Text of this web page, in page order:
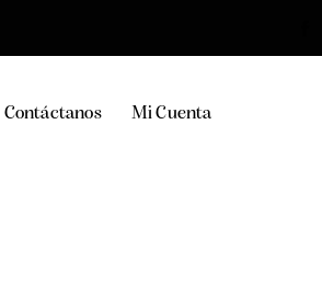
Contáctanos Mi Cuenta